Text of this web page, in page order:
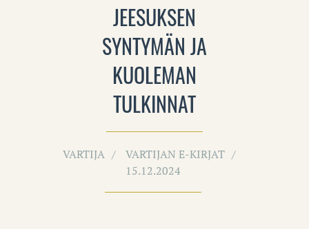
JEESUKSEN
SYNTYMÄN JA
KUOLEMAN
TULKINNAT
VARTIJA
VARTIJAN E-KIRJAT
15.12.2024